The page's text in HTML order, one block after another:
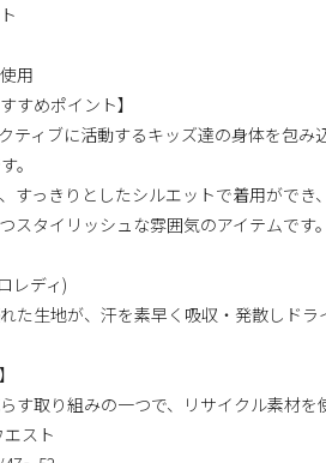
用
すめポイント】
ティブに活動するキッズ達の身体を包み
。
すっきりとしたシルエットで着用ができ
スタイリッシュな雰囲気のアイテムです。
レディ)
た生地が、汗を素早く吸収・発散しド
す取り組みの一つで、リサイクル素材を
スト